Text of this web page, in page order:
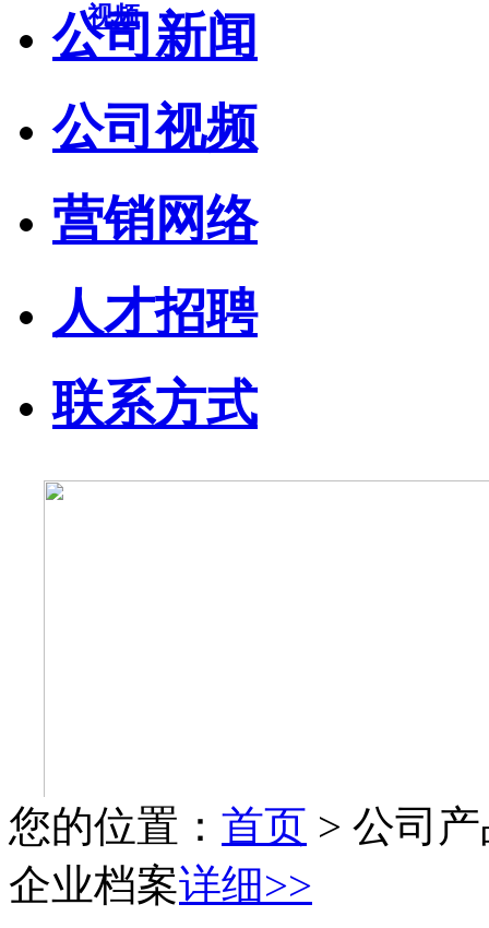
视频
公司新闻
公司视频
营销网络
人才招聘
联系方式
您的位置： 首页 > 公司
企业档案详细>>